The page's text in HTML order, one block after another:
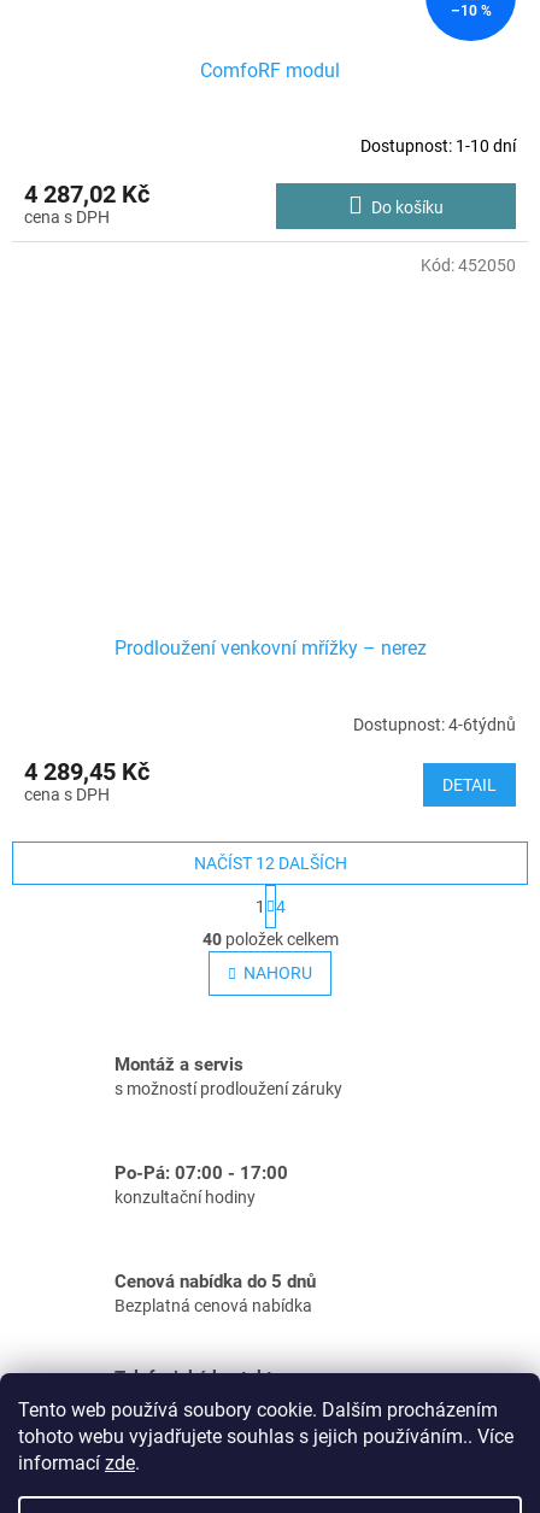
Tento web používá soubory cookie. Dalším procházením
tohoto webu vyjadřujete souhlas s jejich používáním.. Více
informací zde.
–10 %
ComfoRF modul
Dostupnost: 1-10 dní
4 287,02 Kč Do košíku
Prodloužení venkovní mřížky – nerez
Dostupnost: 4-6týdnů
4 289,45 Kč DETAIL
Kód:452050
O
v
l
c
r
v
ý
i
s
u
NAČÍST 12 DALŠÍCH
t
r
á
n
k
í
1
4
40položek celkem
NAHORU
Montáž a servis
s možností prodloužení záruky
Po-Pá: 07:00 - 17:00
konzultační hodiny
Cenová nabídka do 5 dnů
Bezplatná cenová nabídka
Telefonické kontakty
Podpora e-shop: tel.: 733 156 610
Zakázky: tel.: 733 156 634